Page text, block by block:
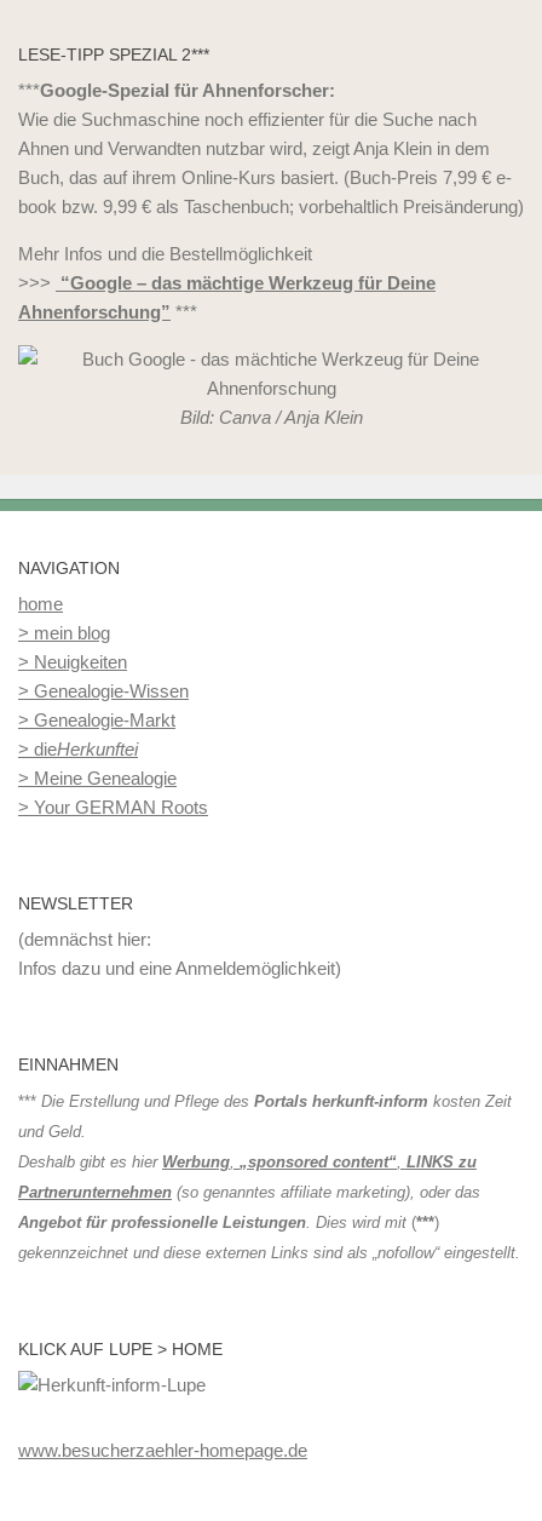
LESE-TIPP SPEZIAL 2***
***Google-Spezial für Ahnenforscher:
Wie die Suchmaschine noch effizienter für die Suche nach
Ahnen und Verwandten nutzbar wird, zeigt Anja Klein in dem
Buch, das auf ihrem Online-Kurs basiert. (Buch-Preis 7,99 € e-
book bzw. 9,99 € als Taschenbuch; vorbehaltlich Preisänderung)
Mehr Infos und die Bestellmöglichkeit
>>> “Google – das mächtige Werkzeug für Deine
Ahnenforschung” ***
Bild: Canva / Anja Klein
NAVIGATION
home
> mein blog
> Neuigkeiten
> Genealogie-Wissen
> Genealogie-Markt
> dieHerkunftei
> Meine Genealogie
> Your GERMAN Roots
NEWSLETTER
(demnächst hier:
Infos dazu und eine Anmeldemöglichkeit)
EINNAHMEN
*** Die Erstellung und Pflege des Portals herkunft-inform kosten Zeit
und Geld.
Deshalb gibt es hier Werbung, „sponsored content“, LINKS zu
Partnerunternehmen (so genanntes affiliate marketing), oder das
Angebot für professionelle Leistungen. Dies wird mit (***)
gekennzeichnet und diese externen Links sind als „nofollow“ eingestellt.
KLICK AUF LUPE > HOME
www.besucherzaehler-homepage.de